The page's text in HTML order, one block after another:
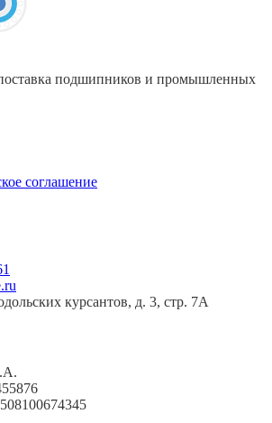
подшипников и промышленных
соглашение
курсантов, д. 3, стр. 7А